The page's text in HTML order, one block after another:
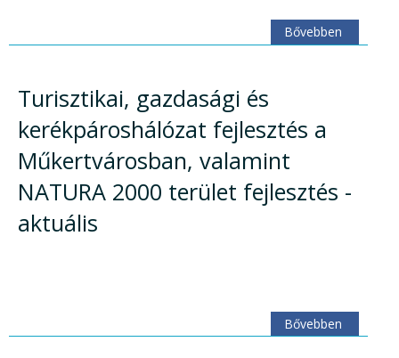
Bővebben
Turisztikai, gazdasági és
kerékpároshálózat fejlesztés a
Műkertvárosban, valamint
NATURA 2000 terület fejlesztés -
aktuális
Bővebben